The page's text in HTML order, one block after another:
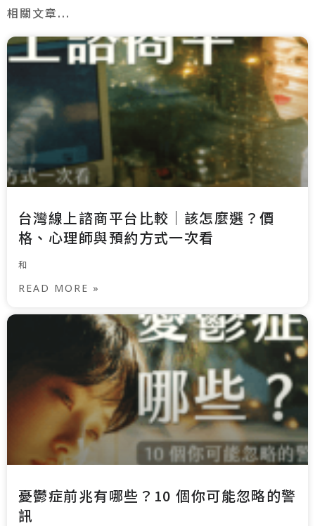
相關文章...
台灣線上諮商平台比較｜該怎麼選？價
格、心理師與預約方式一次看
和
READ MORE »
憂鬱症前兆有哪些？10 個你可能忽略的警
訊